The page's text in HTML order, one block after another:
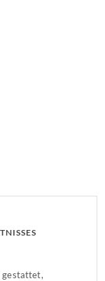
gestattet,